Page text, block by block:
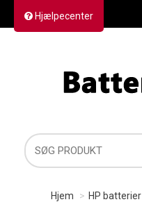
Hjælpecenter
Hjem HP batterier